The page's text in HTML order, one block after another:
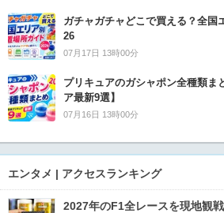
ガチャガチャどこで買える？全国
26
07月17日 13時00分
プリキュアのガシャポン全種類ま
ア最新9選】
07月16日 13時00分
エンタメ | アクセスランキング
2027年のF1全レースを現地観